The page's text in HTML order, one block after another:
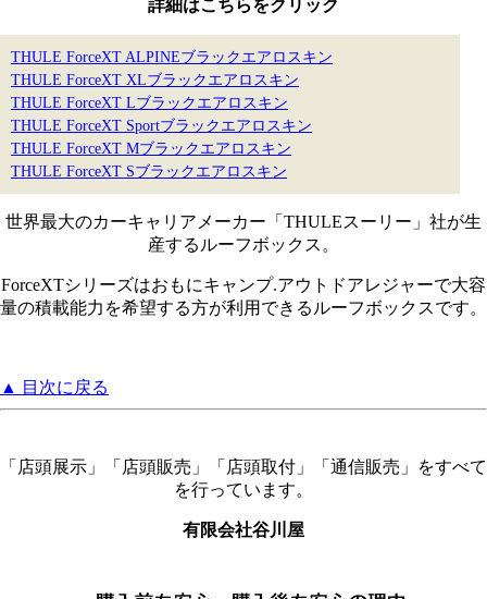
詳細はこちらをクリック
THULE ForceXT ALPINEブラックエアロスキン
THULE ForceXT XLブラックエアロスキン
THULE ForceXT Lブラックエアロスキン
THULE ForceXT Sportブラックエアロスキン
THULE ForceXT Mブラックエアロスキン
THULE ForceXT Sブラックエアロスキン
世界最大のカーキャリアメーカー「THULEスーリー」社が生
産するルーフボックス。
ForceXTシリーズはおもにキャンプ.アウトドアレジャーで大容
量の積載能力を希望する方が利用できるルーフボックスです。
▲ 目次に戻る
「店頭展示」「店頭販売」「店頭取付」「通信販売」をすべて
を行っています。
有限会社谷川屋